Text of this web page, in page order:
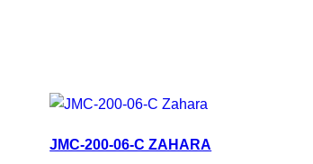
JMC-200-06-C ZAHARA